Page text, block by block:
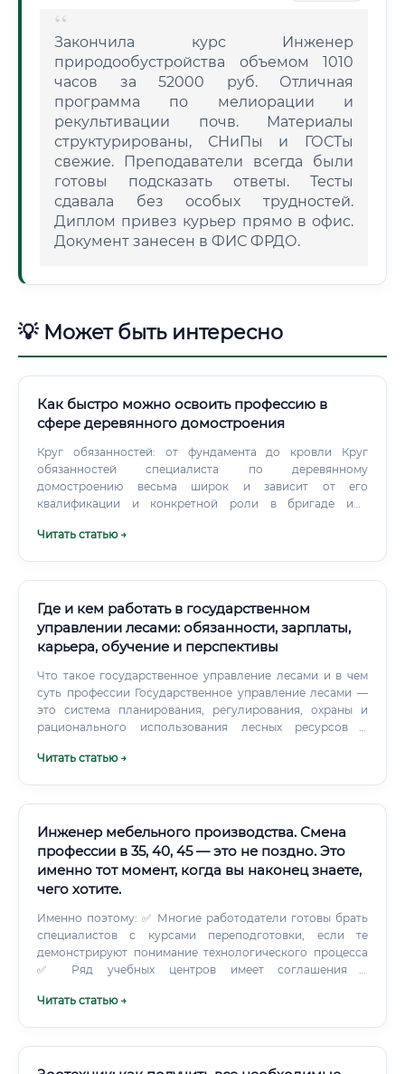
Закончила курс Инженер
природообустройства объемом 1010
часов за 52000 руб. Отличная
программа по мелиорации и
рекультивации почв. Материалы
структурированы, СНиПы и ГОСТы
свежие. Преподаватели всегда были
готовы подсказать ответы. Тесты
сдавала без особых трудностей.
Диплом привез курьер прямо в офис.
Документ занесен в ФИС ФРДО.
💡 Может быть интересно
Как быстро можно освоить профессию в
сфере деревянного домостроения
Круг обязанностей: от фундамента до кровли Круг
обязанностей специалиста по деревянному
домостроению весьма широк и зависит от его
квалификации и конкретной роли в бригаде или
задач, которые входят в компетенцию мастера: Чтение и
Читать статью →
Где и кем работать в государственном
управлении лесами: обязанности, зарплаты,
карьера, обучение и перспективы
Что такое государственное управление лесами и в чем
суть профессии Государственное управление лесами —
это система планирования, регулирования, охраны и
рационального использования лесных ресурсов в
сфере обеспечивают законность пользования лесами,
национальных климатических обязательств. Суть
профессии — соединить экологические, правовые и
экономические цели: от анализа спутниковых данных и
организации мероприятий по лесовосстановлению.
Читать статью →
Инженер мебельного производства. Смена
профессии в 35, 40, 45 — это не поздно. Это
именно тот момент, когда вы наконец знаете,
чего хотите.
Именно поэтому: ✅ Многие работодатели готовы брать
специалистов с курсами переподготовки, если те
демонстрируют понимание технологического процесса
✅ Ряд учебных центров имеет соглашения с
Производства часто сами обучают перспективных
Читать статью →